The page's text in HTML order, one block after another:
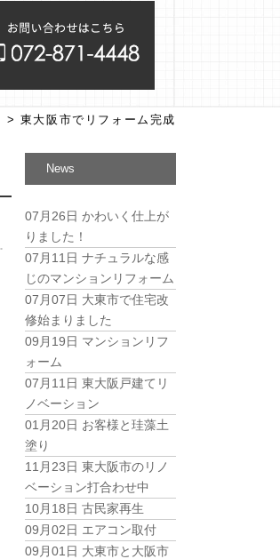
> 東大阪市でリフォーム完成
News
07月26日 かわいく仕上が
りました！
07月11日 ナチュラルな感
じのマンションリフォーム
07月07日 大東市で住宅改
修始まりました
09月19日 マンションリフ
ォーム
07月11日 東大阪戸建てリ
ノベーション
01月20日 お客様と珪藻土
塗り
11月23日 東大阪市のリノ
ベーション打合わせ中
10月18日 古民家再生
09月02日 エアコン取付
09月01日 大東市と大阪市